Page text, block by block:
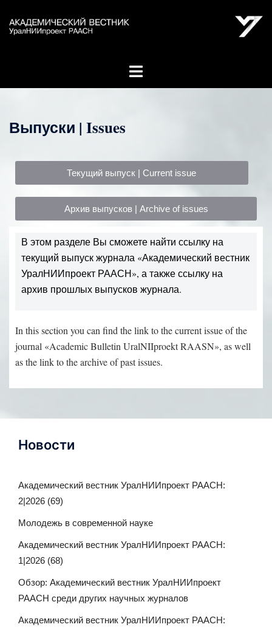
Выпуски | Issues
Текущий выпуск | Current issue
Архив выпусков | Archive of issues
В этом разделе Вы сможете найти ссылку на
текущий выпуск журнала «Академический вестник
УралНИИпроект РААСН», а также ссылку на
архив прошлых выпусков журнала.
In this section you can find the link to the current issue of the
journal «Academic Bulletin UralNIIproekt RAASN», as well
as the link to the archive of past issues.
Новости
Академический вестник УралНИИпроект РААСН:
2|2026 (69)
Молодежь в современной науке
Академический вестник УралНИИпроект РААСН:
1|2026 (68)
Обзор: Академический вестник УралНИИпроект
РААСН среди других научных журналов
Академический вестник УралНИИпроект РААСН: